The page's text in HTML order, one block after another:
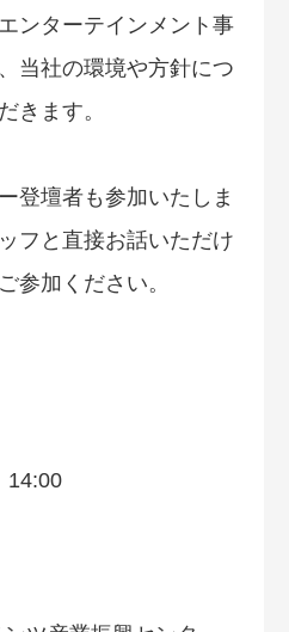
ンターテインメント事
当社の環境や方針につ
きます。
登壇者も参加いたしま
フと直接お話いただけ
参加ください。
14:00